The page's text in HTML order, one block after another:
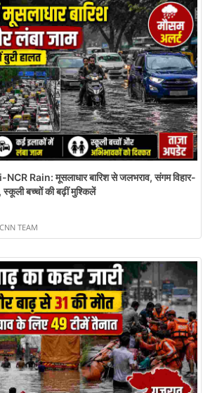
Rain: मूसलाधार बारिश से जलभराव, संगम विहार-
बच्चों की बढ़ीं मुश्किलें
TEAM